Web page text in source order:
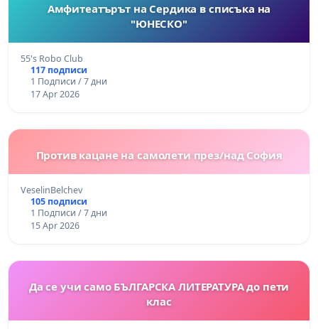
Амфитеатърът на Сердика в списъка на
"ЮНЕСКО"
55's Robo Club
117 подписи
1 Подписи / 7 дни
17 Apr 2026
Против кацане на самолети през/над София
VeselinBelchev
105 подписи
1 Подписи / 7 дни
15 Apr 2026
Да се учи само БЪЛГАРСКА ЛИТЕРАТУРА до пети
клас